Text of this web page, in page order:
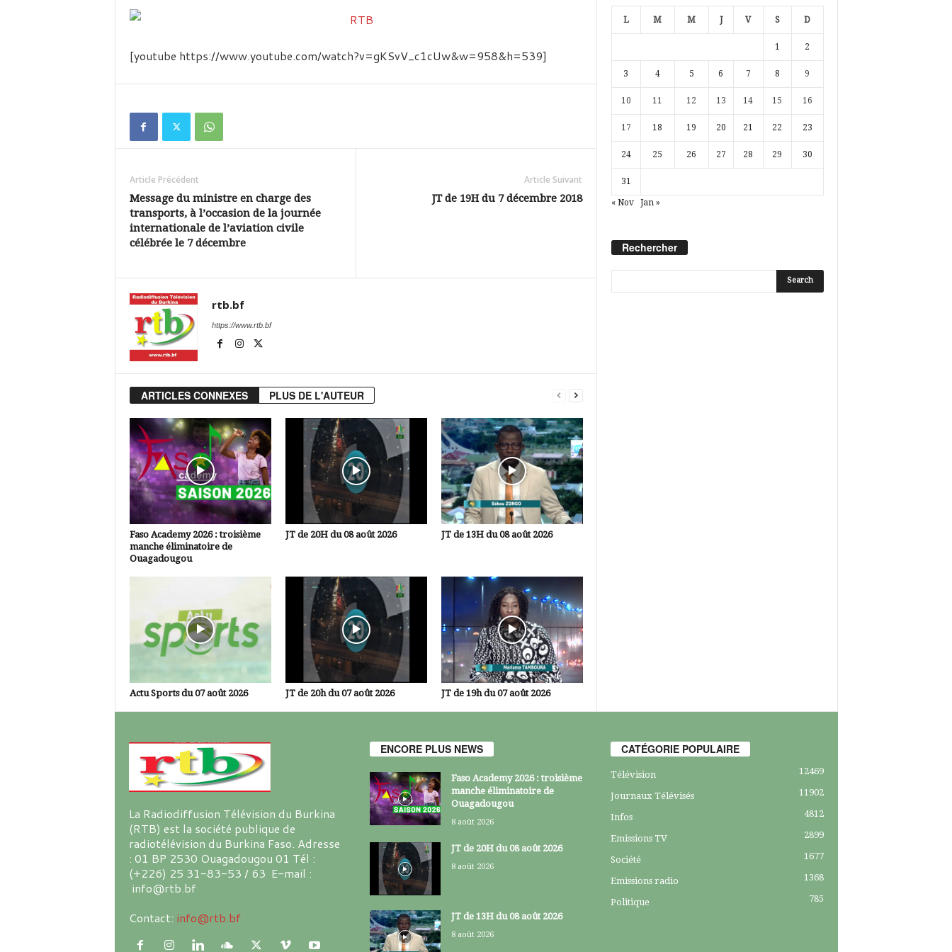
u
[youtube https://www.youtube.com/watch?v=gKSvV_c1cUw&w=958&h=539]
Article Précédent
Message du ministre en charge des
transports, à l’occasion de la journée
internationale de l’aviation civile
célébrée le 7 décembre
Article Suivant
JT de 19H du 7 décembre 2018
rtb.bf
https://www.rtb.bf
ARTICLES CONNEXES PLUS DE L'AUTEUR
Faso Academy 2026 : troisième
manche éliminatoire de
Ouagadougou
JT de 20H du 08 août 2026 JT de 13H du 08 août 2026
Actu Sports du 07 août 2026 JT de 20h du 07 août 2026 JT de 19h du 07 août 2026
L M M J V S D
1 2
3 4 5 6 7 8 9
10 11 12 13 14 15 16
17 18 19 20 21 22 23
24 25 26 27 28 29 30
31
« Nov Jan »
Rechercher
La Radiodiffusion Télévision du Burkina
(RTB) est la société publique de
radiotélévision du Burkina Faso. Adresse
: 01 BP 2530 Ouagadougou 01 Tél :
(+226) 25 31-83-53 / 63 E-mail :
info@rtb.bf
Contact: info@rtb.bf
ENCORE PLUS NEWS
Faso Academy 2026 : troisième
manche éliminatoire de
Ouagadougou
8 août 2026
JT de 20H du 08 août 2026
8 août 2026
JT de 13H du 08 août 2026
8 août 2026
CATÉGORIE POPULAIRE
Télévision 12469
Journaux Télévisés 11902
Infos 4812
Emissions TV 2899
Société 1677
Emissions radio 1368
Politique 785